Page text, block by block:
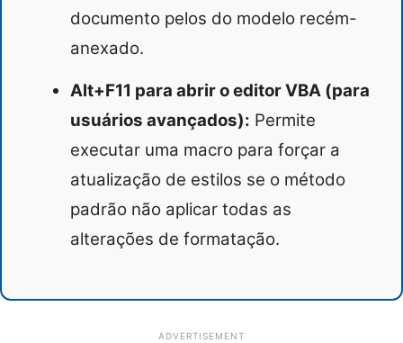
documento pelos do modelo recém-
anexado.
Alt+F11 para abrir o editor VBA (para
usuários avançados): Permite
executar uma macro para forçar a
atualização de estilos se o método
padrão não aplicar todas as
alterações de formatação.
ADVERTISEMENT